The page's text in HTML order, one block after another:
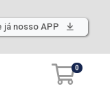
já nosso APP
0